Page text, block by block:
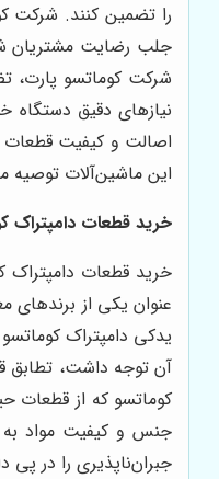
را تضمین کنند. شرکت
جلب رضایت مشتریان
شرکت کوماتسو پارت،
نیازهای دقیق
اصالت و کیفیت قطعات
این ماشین‌آلات توصیه
خرید قطعات دامپتراک
خرید قطعات دامپتراک
عنوان یکی از برندهای
یدکی دامپتراک
آن توجه داشت،
کوماتسو که از قطعات
جنس و کیفیت مواد به
جبران‌ناپذیری را در پی